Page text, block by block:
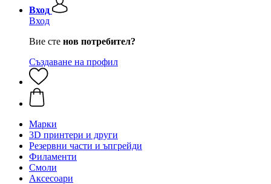
Вход
Вход
Вие сте нов потребител?
Създаване на профил
Mарки
3D принтери и други
Резервни части и ъпгрейди
Филаменти
Смоли
Аксесоари